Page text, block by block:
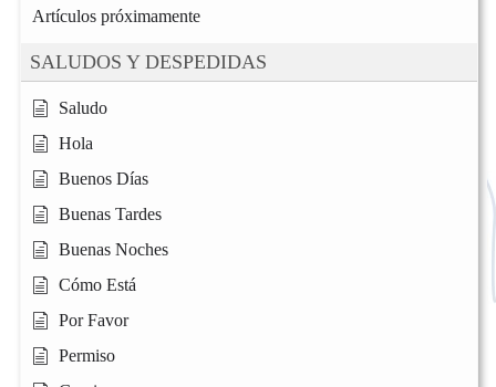
Artículos próximamente
SALUDOS Y DESPEDIDAS
Saludo
Hola
Buenos Días
Buenas Tardes
Buenas Noches
Cómo Está
Por Favor
Permiso